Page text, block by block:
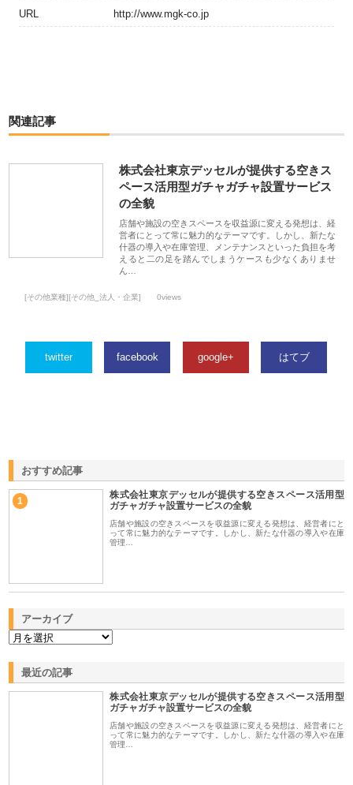
URL http://www.mgk-co.jp
関連記事
株式会社東京デッセルが提供する空きス
ペース活用型ガチャガチャ設置サービス
の全貌
店舗や施設の空きスペースを収益源に変える発想は、経
営者にとって常に魅力的なテーマです。しかし、新たな
什器の導入や在庫管理、メンテナンスといった負担を考
えると二の足を踏んでしまうケースも少なくありませ
ん…
[その他業種][その他_法人・企業] 0views
twitter facebook google+ はてブ
おすすめ記事
1
株式会社東京デッセルが提供する空きスペース活用型
ガチャガチャ設置サービスの全貌
店舗や施設の空きスペースを収益源に変える発想は、経営者にと
って常に魅力的なテーマです。しかし、新たな什器の導入や在庫
管理…
アーカイブ
最近の記事
株式会社東京デッセルが提供する空きスペース活用型
ガチャガチャ設置サービスの全貌
店舗や施設の空きスペースを収益源に変える発想は、経営者にと
って常に魅力的なテーマです。しかし、新たな什器の導入や在庫
管理…